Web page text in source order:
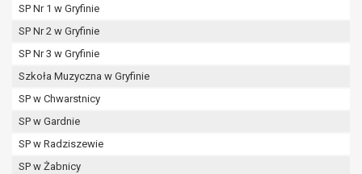
SP Nr 1 w Gryfinie
SP Nr 2 w Gryfinie
SP Nr 3 w Gryfinie
Szkoła Muzyczna w Gryfinie
SP w Chwarstnicy
SP w Gardnie
SP w Radziszewie
SP w Żabnicy
Prezes Urzędu Ochrony Danych Osobowych.
W zależności od sfery, w której przetwarzane są
dobrowolne albo jest wymogiem ustawowym lub
umownym.
Pani/Pana dane nie będą poddawane